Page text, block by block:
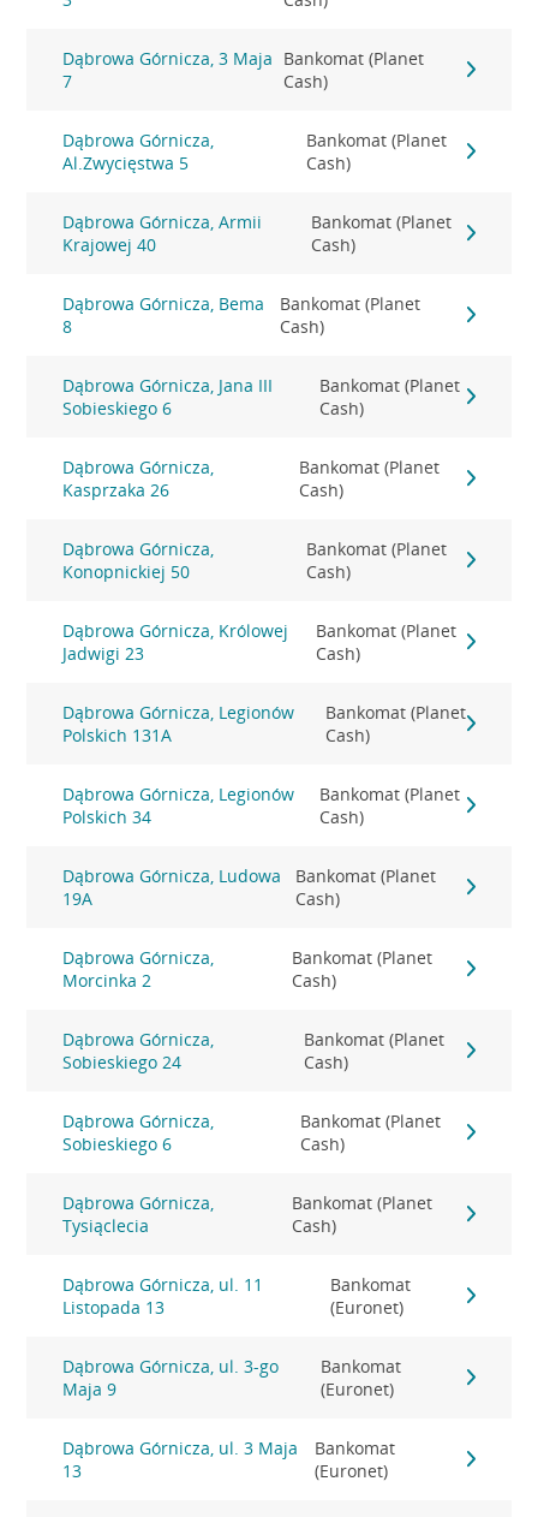
Dąbrowa Górnicza, 3 Maja
7
Bankomat (Planet
Cash)
Dąbrowa Górnicza,
Al.Zwycięstwa 5
Bankomat (Planet
Cash)
Dąbrowa Górnicza, Armii
Krajowej 40
Bankomat (Planet
Cash)
Dąbrowa Górnicza, Bema
8
Bankomat (Planet
Cash)
Dąbrowa Górnicza, Jana III
Sobieskiego 6
Bankomat (Planet
Cash)
Dąbrowa Górnicza,
Kasprzaka 26
Bankomat (Planet
Cash)
Dąbrowa Górnicza,
Konopnickiej 50
Bankomat (Planet
Cash)
Dąbrowa Górnicza, Królowej
Jadwigi 23
Bankomat (Planet
Cash)
Dąbrowa Górnicza, Legionów
Polskich 131A
Bankomat (Planet
Cash)
Dąbrowa Górnicza, Legionów
Polskich 34
Bankomat (Planet
Cash)
Dąbrowa Górnicza, Ludowa
19A
Bankomat (Planet
Cash)
Dąbrowa Górnicza,
Morcinka 2
Bankomat (Planet
Cash)
Dąbrowa Górnicza,
Sobieskiego 24
Bankomat (Planet
Cash)
Dąbrowa Górnicza,
Sobieskiego 6
Bankomat (Planet
Cash)
Dąbrowa Górnicza,
Tysiąclecia
Bankomat (Planet
Cash)
Dąbrowa Górnicza, ul. 11
Listopada 13
Bankomat
(Euronet)
Dąbrowa Górnicza, ul. 3-go
Maja 9
Bankomat
(Euronet)
Dąbrowa Górnicza, ul. 3 Maja
13
Bankomat
(Euronet)